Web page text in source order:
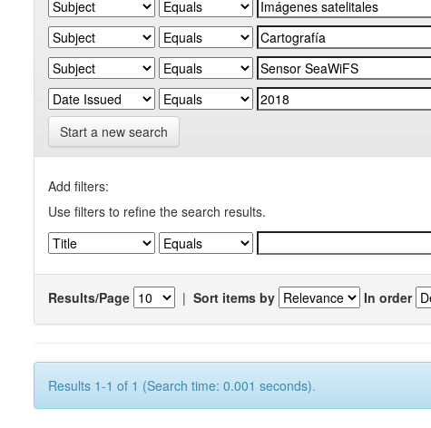
Start a new search
Add filters:
Use filters to refine the search results.
Results/Page | Sort items by In order
Results 1-1 of 1 (Search time: 0.001 seconds).